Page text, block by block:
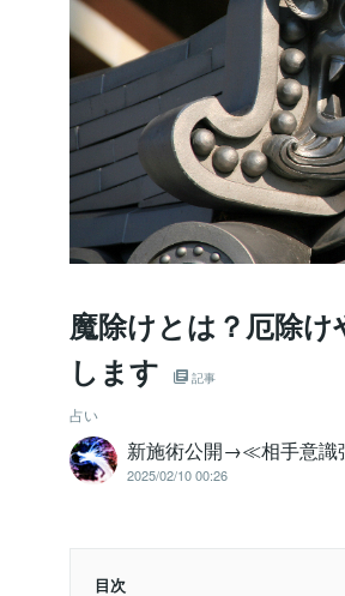
魔除けとは？厄除
します
記事
占い
新施術公開→≪相手意
2025/02/10 00:26
目次